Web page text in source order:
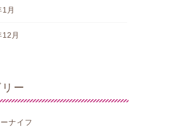
月
月
ー
ナイフ